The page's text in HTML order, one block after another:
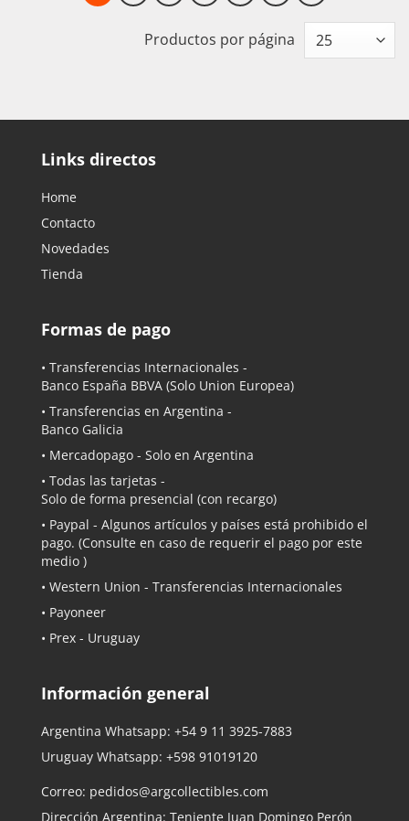
Productos por página
Links directos
Home
Contacto
Novedades
Tienda
Formas de pago
• Transferencias Internacionales -
Banco España BBVA (Solo Union Europea)
• Transferencias en Argentina -
Banco Galicia
• Mercadopago - Solo en Argentina
• Todas las tarjetas -
Solo de forma presencial (con recargo)
• Paypal - Algunos artículos y países está prohibido el
pago. (Consulte en caso de requerir el pago por este
medio )
• Western Union - Transferencias Internacionales
• Payoneer
• Prex - Uruguay
Información general
Argentina Whatsapp: +54 9 11 3925-7883
Uruguay Whatsapp: +598 91019120
Correo: pedidos@argcollectibles.com
Dirección Argentina: Teniente Juan Domingo Perón